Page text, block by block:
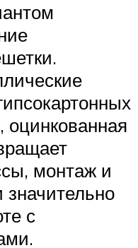
монтаж и
значительно
с